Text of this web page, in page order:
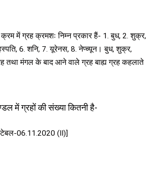
क्रम में ग्रह क्रमशः निम्न प्रकार हैं- 1. बुध, 2. शुक्र,
6. शनि, 7. यूरेनस, 8. नेप्च्यून। बुध, शुक्र,
तथा मंगल के बाद आने वाले ग्रह बाह्य ग्रह कहलाते
में ग्रहों की संख्या कितनी है-
06.11.2020 (II)]